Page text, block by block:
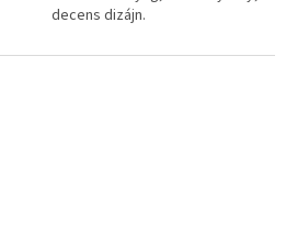
decens dizájn.